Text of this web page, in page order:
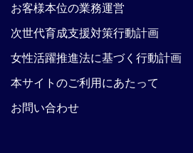
お客様本位の業務運営
次世代育成支援対策行動計画
女性活躍推進法に基づく行動計画
本サイトのご利用にあたって
お問い合わせ